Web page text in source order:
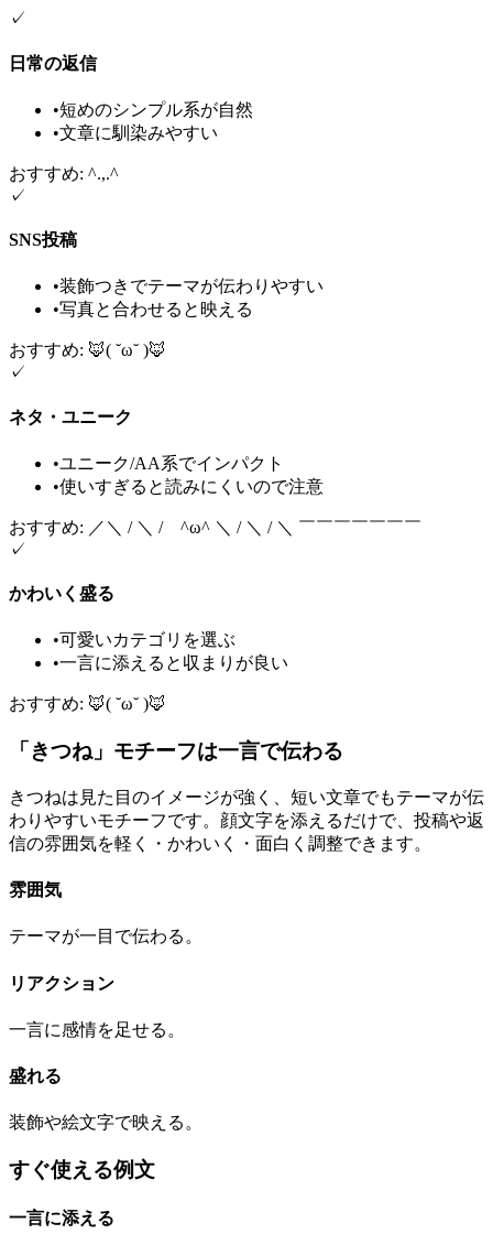
✓
日常の返信
•短めのシンプル系が自然
•文章に馴染みやすい
おすすめ: ^.,.^
✓
SNS投稿
•装飾つきでテーマが伝わりやすい
•写真と合わせると映える
おすすめ: 🦊( ˘ω˘ )🦊
✓
ネタ・ユニーク
•ユニーク/AA系でインパクト
•使いすぎると読みにくいので注意
おすすめ: ／＼ / ＼ / ^ω^ ＼ / ＼ / ＼ ￣￣￣￣￣￣￣
✓
かわいく盛る
•可愛いカテゴリを選ぶ
•一言に添えると収まりが良い
おすすめ: 🦊( ˘ω˘ )🦊
「きつね」モチーフは一言で伝わる
きつねは見た目のイメージが強く、短い文章でもテーマが伝
わりやすいモチーフです。顔文字を添えるだけで、投稿や返
信の雰囲気を軽く・かわいく・面白く調整できます。
雰囲気
テーマが一目で伝わる。
リアクション
一言に感情を足せる。
盛れる
装飾や絵文字で映える。
すぐ使える例文
一言に添える